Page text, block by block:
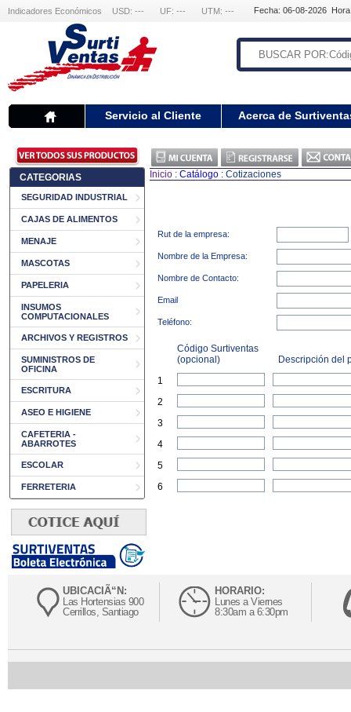
Indicadores Económicos USD: --- UF: --- UTM: --- Fecha: 06-08-2026
Servicio al Cliente Acerca de
CATEGORIAS
SEGURIDAD INDUSTRIAL
CAJAS DE ALIMENTOS
MENAJE
MASCOTAS
PAPELERIA
INSUMOS
COMPUTACIONALES
ARCHIVOS Y REGISTROS
SUMINISTROS DE
OFICINA
ESCRITURA
ASEO E HIGIENE
CAFETERIA -
ABARROTES
ESCOLAR
FERRETERIA
Inicio : Catálogo : Cotizaciones
Rut de la empresa:
Nombre de la Empresa:
Nombre de Contacto:
Email
Teléfono:
Código Surtiventas
(opcional)
Descripción del
1
2
3
4
5
6
UBICACIÃ“N:
Las Hortensias 900
Cerrillos, Santiago
HORARIO:
Lunes a Viernes
8:30am a 6:30pm